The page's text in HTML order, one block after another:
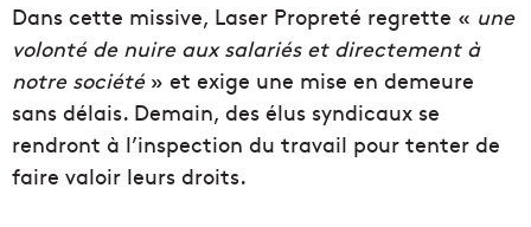
Dans cette missive, Laser Propreté regrette « une
volonté de nuire aux salariés et directement à
notre société» et exige une mise en demeure
sans délais. Demain, des élus syndicaux se
rendront à l’inspection du travail pour tenter de
faire valoir leurs droits.